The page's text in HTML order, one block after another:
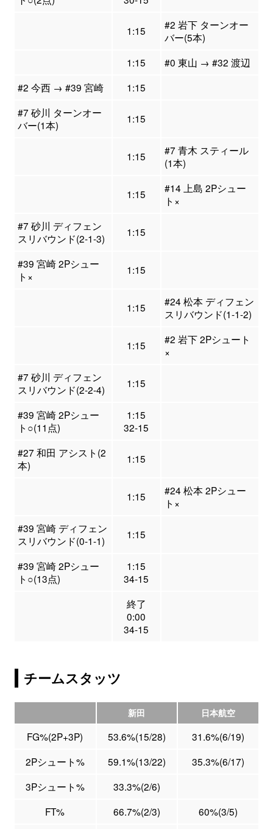
1:15
#2 岩下 ターンオー
バー(5本)
1:15
#0 東山 → #32 渡辺
#2 今西 → #39 宮崎
1:15
#7 砂川 ターンオー
バー(1本)
1:15
1:15
#7 青木 スティール
(1本)
1:15
#14 上島 2Pシュー
ト×
#7 砂川 ディフェン
スリバウンド(2-1-3)
1:15
#39 宮崎 2Pシュー
ト×
1:15
1:15
#24 松本 ディフェン
スリバウンド(1-1-2)
1:15
#2 岩下 2Pシュート
×
#7 砂川 ディフェン
スリバウンド(2-2-4)
1:15
#39 宮崎 2Pシュー
ト○(11点)
1:15
32-15
#27 和田 アシスト(2
本)
1:15
1:15
#24 松本 2Pシュー
ト×
#39 宮崎 ディフェン
スリバウンド(0-1-1)
1:15
#39 宮崎 2Pシュー
ト○(13点)
1:15
34-15
終了
0:00
34-15
チームスタッツ
新田 日本航空
FG%(2P+3P) 53.6%(15/28)
31.6%(6/19)
2Pシュート%
59.1%(13/22)
35.3%(6/17)
3Pシュート%
33.3%(2/6)
FT%
66.7%(2/3)
60%(3/5)